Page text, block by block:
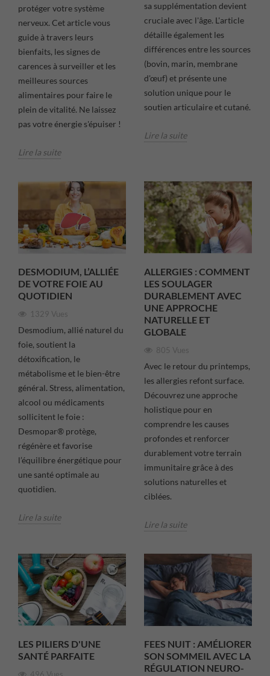
protéger votre système
nerveux. Cet article vous
guide à travers leurs
bienfaits, les signes de
carences à surveiller et les
meilleures sources
alimentaires pour faire le
plein de vitalité. Ne laissez
pas votre énergie s'épuiser !
Lire la suite
sa supplémentation devient
cruciale avec l'âge. L'article
détaille également les
différences entre les sources
(bovin, marin, membrane
d'œuf) et présente une
solution unique pour le
soutien articulaire et cutané.
Lire la suite
DESMODIUM, L’ALLIÉE
DE VOTRE FOIE AU
QUOTIDIEN
1329 Vues
Desmodium, allié naturel du
foie, soutient la
détoxification, le
métabolisme et le bien-être
général. Stress, alimentation,
alcool ou médicaments
sollicitent le foie :
Desmopar® protège,
régénère et favorise
l’équilibre énergétique pour
une santé optimale au
quotidien.
Lire la suite
ALLERGIES : COMMENT
LES SOULAGER
DURABLE­MENT AVEC
UNE APPROCHE
NATURELLE ET
GLOBALE
805 Vues
Avec le retour du printemps,
les allergies refont surface.
Découvrez une approche
holistique pour en
comprendre les causes
profondes et renforcer
durablement votre terrain
immunitaire grâce à des
solutions naturelles et
ciblées.
Lire la suite
LES PILIERS D'UNE
SANTÉ PARFAITE
FEES NUIT : AMÉLIORER
SON SOMMEIL AVEC LA
RÉGULATION NEURO-